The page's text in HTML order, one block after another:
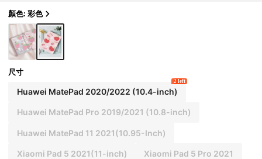
顏色: 彩色
尺寸
Huawei MatePad 2020/2022 (10.4-inch)
2 left
Huawei MatePad Pro 2019/2021 (10.8-inch)
Huawei MatePad 11 2021(10.95-Inch)
Xiaomi Pad 5 2021(11-inch) Xiaomi Pad 5 Pro 2021